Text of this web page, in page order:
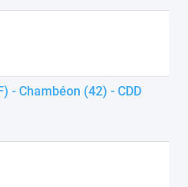
- Chambéon (42) - CDD